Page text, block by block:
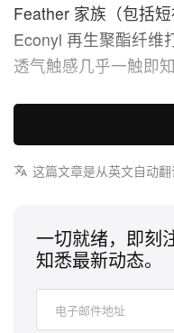
Feather 家族（包括
Econyl 再生聚酯纤维
透气触感几乎一触即知
下装部分则由 Run
裤灵感的单品，点缀
带。Run Wild 裤款可
这款混纺美丽诺羊毛
后放松时刻以及日常
全线单品皆由精挑细
一季的思路，更像是
这篇文章是从英文自动翻
一切就绪，即刻
知悉最新动态。